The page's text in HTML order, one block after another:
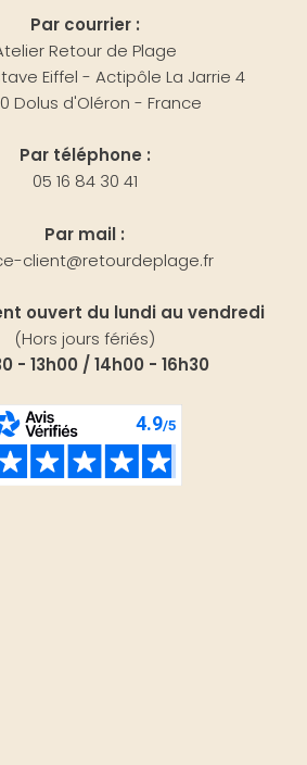
Par courrier :
Retour de Plage
Eiffel - Actipôle La Jarrie 4
Dolus d'Oléron - France
Par téléphone :
05 16 84 30 41
Par mail :
client@retourdeplage.fr
ouvert du lundi au vendredi
(Hors jours fériés)
- 13h00 / 14h00 - 16h30